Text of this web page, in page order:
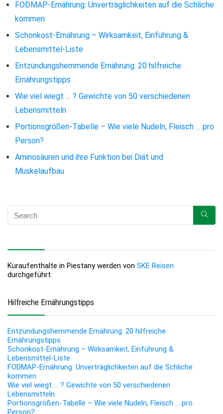
FODMAP-Ernährung: Unverträglichkeiten auf die Schliche
kommen
Schonkost-Ernährung – Wirksamkeit, Einführung &
Lebensmittel-Liste
Entzündungshemmende Ernährung: 20 hilfreiche
Ernährungstipps
Wie viel wiegt … ? Gewichte von 50 verschiedenen
Lebensmitteln
Portionsgrößen-Tabelle – Wie viele Nudeln, Fleisch … pro
Person?
Aminosäuren und ihre Funktion bei Diät und
Muskelaufbau
Kuraufenthalte in Piestany werden von SKE Reisen
durchgeführt.
Hilfreiche Ernährungstipps
Entzündungshemmende Ernährung: 20 hilfreiche
Ernährungstipps
Schonkost-Ernährung – Wirksamkeit, Einführung &
Lebensmittel-Liste
FODMAP-Ernährung: Unverträglichkeiten auf die Schliche
kommen
Wie viel wiegt … ? Gewichte von 50 verschiedenen
Lebensmitteln
Portionsgrößen-Tabelle – Wie viele Nudeln, Fleisch … pro
Person?